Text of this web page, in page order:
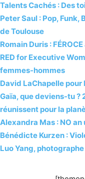
Talents Cachés : Des
Peter Saul : Pop,
de Toulouse
Romain Duris :
RED for Executive
femmes-hommes
David LaChapelle
Gaïa, que deviens-tu
réunissent pour la
Alexandra Mas : NO
Bénédicte Kurzen :
Luo Yang,